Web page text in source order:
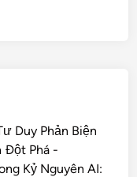
Duy Phản Biện
Đột Phá -
Kỷ Nguyên AI: